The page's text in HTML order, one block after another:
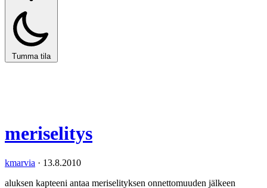
Tumma tila
meriselitys
kmarvia · 13.8.2010
aluksen kapteeni antaa meriselityksen onnettomuuden jälkeen